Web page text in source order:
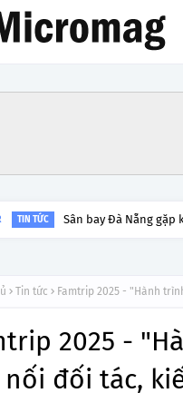
TIN TỨC Sân bay Đà Nẵng gặp
Tin tức Famtrip 2025 - "Hành
2025 -
nối đối tác,